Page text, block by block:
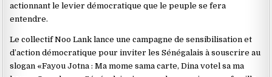
actionnant le levier démocratique que le peuple se fera
entendre.
Le collectif Noo Lank lance une campagne de sensibilisation et
d’action démocratique pour inviter les Sénégalais à souscrire au
slogan «Fayou Jotna : Ma mome sama carte, Dina votel sa ma